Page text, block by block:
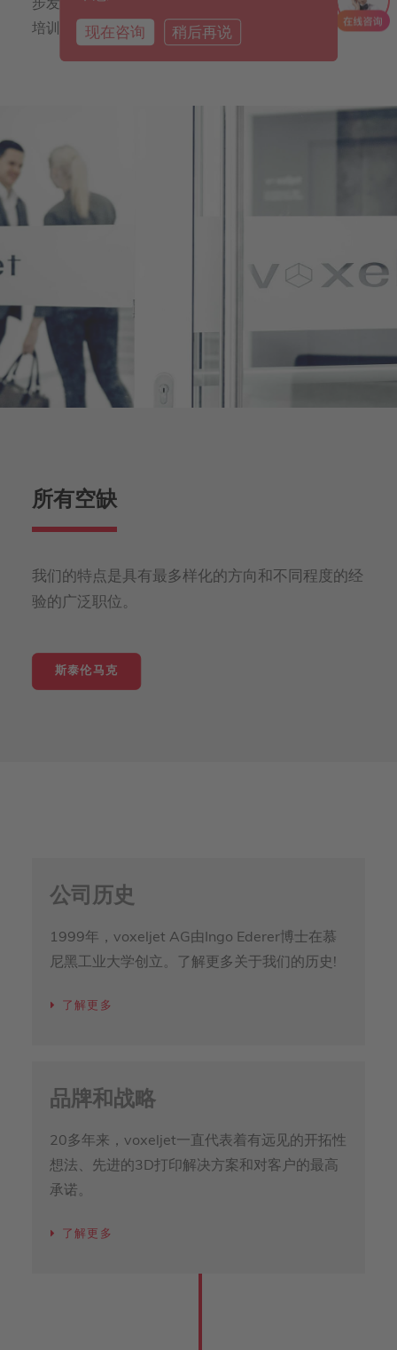
步发展，该学院专注于为客户和员工规划和实施实际
培训。
所有空缺
我们的特点是具有最多样化的方向和不同程度的经
验的广泛职位。
斯泰伦马克
公司历史
1999年，voxeljet AG由Ingo Ederer博士在慕
尼黑工业大学创立。了解更多关于我们的历史!
了解更多
品牌和战略
20多年来，voxeljet一直代表着有远见的开拓性
想法、先进的3D打印解决方案和对客户的最高
承诺。
了解更多
现在咨询 稍后再说